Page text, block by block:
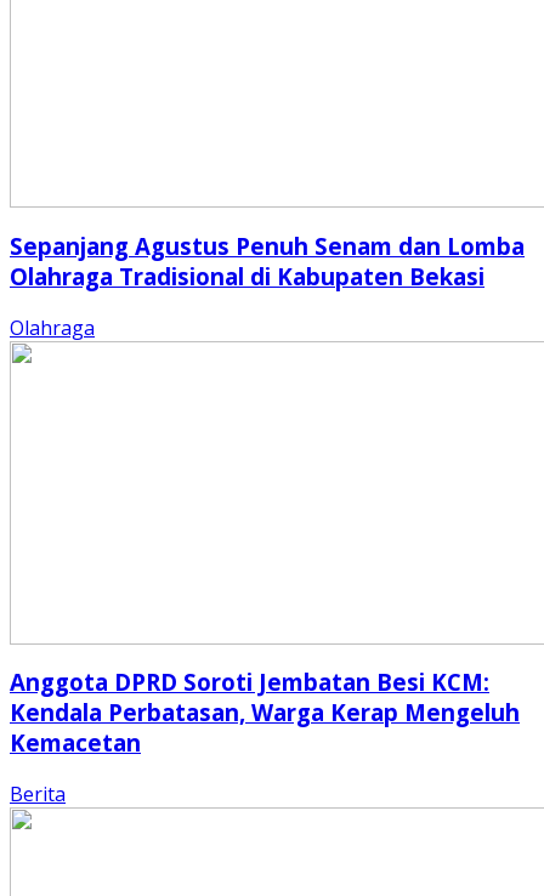
Sepanjang Agustus Penuh Senam dan Lomba
Olahraga Tradisional di Kabupaten Bekasi
Olahraga
Anggota DPRD Soroti Jembatan Besi KCM:
Kendala Perbatasan, Warga Kerap Mengeluh
Kemacetan
Berita